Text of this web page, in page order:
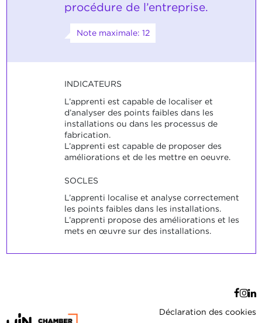
procédure de l’entreprise.
Note maximale: 12
INDICATEURS
L’apprenti est capable de localiser et
d’analyser des points faibles dans les
installations ou dans les processus de
fabrication.
L’apprenti est capable de proposer des
améliorations et de les mettre en oeuvre.
SOCLES
L’apprenti localise et analyse correctement
les points faibles dans les installations.
L’apprenti propose des améliorations et les
mets en œuvre sur des installations.
Déclaration des cookies